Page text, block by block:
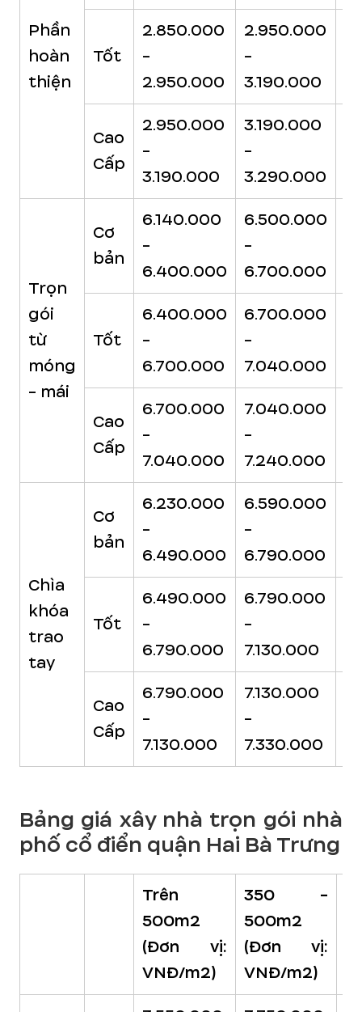
Phần
hoàn
thiện
Tốt
2.850.000
-
2.950.000
2.950.000
-
3.190.000
Cao
Cấp
2.950.000
-
3.190.000
3.190.000
-
3.290.000
Trọn
gói
từ
móng
- mái
Cơ
bản
6.140.000
-
6.400.000
6.500.000
-
6.700.000
Tốt
6.400.000
-
6.700.000
6.700.000
-
7.040.000
Cao
Cấp
6.700.000
-
7.040.000
7.040.000
-
7.240.000
Chìa
khóa
trao
tay
Cơ
bản
6.230.000
-
6.490.000
6.590.000
-
6.790.000
Tốt
6.490.000
-
6.790.000
6.790.000
-
7.130.000
Cao
Cấp
6.790.000
-
7.130.000
7.130.000
-
7.330.000
Bảng giá xây nhà trọn gói nhà
phố cổ điển quận Hai Bà Trưng
Trên
500m2
(Đơn vị:
VNĐ/m2)
350 -
500m2
(Đơn vị:
VNĐ/m2)